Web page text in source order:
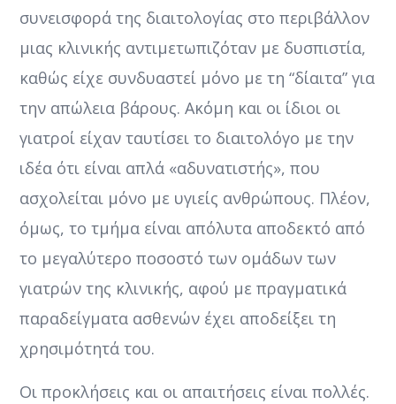
συνεισφορά της διαιτολογίας στο περιβάλλον
μιας κλινικής αντιμετωπιζόταν με δυσπιστία,
καθώς είχε συνδυαστεί μόνο με τη “δίαιτα” για
την απώλεια βάρους. Ακόμη και οι ίδιοι οι
γιατροί είχαν ταυτίσει το διαιτολόγο με την
ιδέα ότι είναι απλά «αδυνατιστής», που
ασχολείται μόνο με υγιείς ανθρώπους. Πλέον,
όμως, το τμήμα είναι απόλυτα αποδεκτό από
το μεγαλύτερο ποσοστό των ομάδων των
γιατρών της κλινικής, αφού με πραγματικά
παραδείγματα ασθενών έχει αποδείξει τη
χρησιμότητά του.
Οι προκλήσεις και οι απαιτήσεις είναι πολλές.